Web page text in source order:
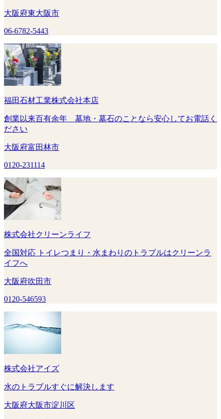
大阪府東大阪市
06-6782-5443
福田石材工業株式会社本店
創業以来百有余年 墓地・墓石のことなら安心してお電話く
ださい
大阪府富田林市
0120-231114
株式会社クリーンライフ
全国対応 トイレつまり・水まわりのトラブルはクリーンラ
イフへ
大阪府吹田市
0120-546593
株式会社アイズ
水のトラブルすぐに解決します
大阪府大阪市淀川区